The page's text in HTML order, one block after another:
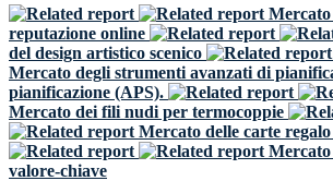
Mercato
reputazione online
del design artistico scenico
Mercato degli strumenti avanzati di
pianificazione (APS).
Mercato dei fili nudi per termocoppie
Mercato delle carte
Mercato
valore-chiave